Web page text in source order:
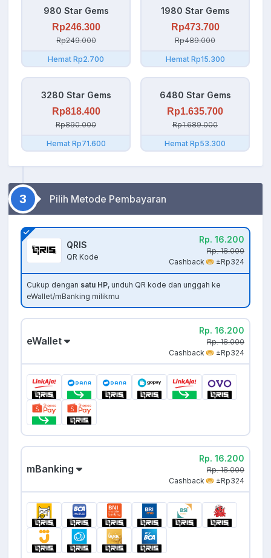
980 Star Gems
Rp246.300
Rp249.000
Hemat Rp2.700
1980 Star Gems
Rp473.700
Rp489.000
Hemat Rp15.300
3280 Star Gems
Rp818.400
Rp890.000
Hemat Rp71.600
6480 Star Gems
Rp1.635.700
Rp1.689.000
Hemat Rp53.300
3 Pilih Metode Pembayaran
QRIS
QR Kode
Rp. 16.200
Rp. 18.000
Cashback
±Rp324
Cukup dengan satu HP, unduh QR kode dan unggah ke
eWallet/mBanking milikmu
eWallet
Rp. 16.200
Rp. 18.000
Cashback
±Rp324
mBanking
Rp. 16.200
Rp. 18.000
Cashback
±Rp324